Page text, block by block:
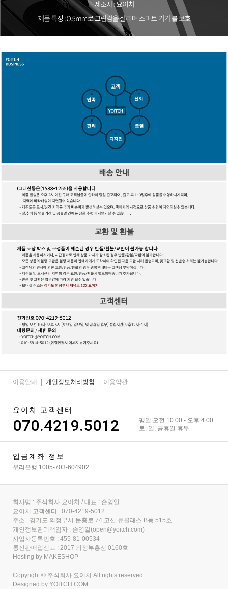
이용안내 | 개인정보처리방침 | 이용약관
요이치 고객센터
070.4219.5012
평일 오전 10:00 - 오후 4:00
토, 일, 공휴일 휴무
입금계좌 정보
우리은행 1005-703-604902
회사명 : 주식회사 요이치 / 대표 : 손영일
요이치 고객센터 : 070-4219-5012
주소 : 경기도 의정부시 문충로 74,고산 듀클래스 B동 515호
개인정보관리책임자 : 손영일(open@yoitch.com)
사업자등록번호 : 455-81-00534
통신판매업신고 : 2017 의정부흥선 0160호
Hosting by MAKESHOP
Copyright © 주식회사 요이치 All rights reserved.
Designed by YOITCH.COM